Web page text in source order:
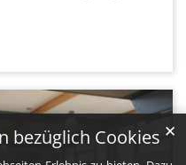
bezüglich Cookies ✕